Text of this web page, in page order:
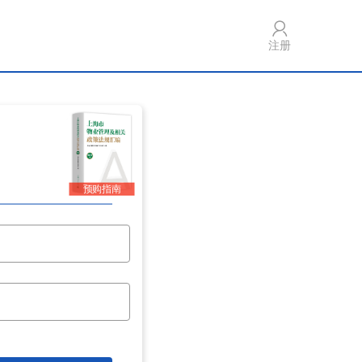
注册
预购指南